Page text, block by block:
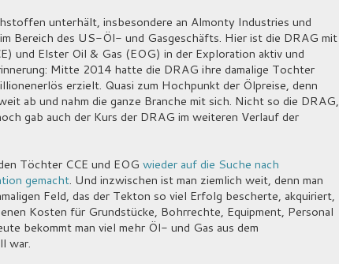
unterhält, insbesondere an Almonty Industries und
Bereich des US-Öl- und Gasgeschäfts. Hier ist die DRAG mit
und Elster Oil & Gas (EOG) in der Exploration aktiv und
Mitte 2014 hatte die DRAG ihre damalige Tochter
erzielt. Quasi zum Hochpunkt der Ölpreise, denn
ab und nahm die ganze Branche mit sich. Nicht so die DRAG,
gab auch der Kurs der DRAG im weiteren Verlauf der
Töchter CCE und EOG wieder auf die Suche nach
gemacht. Und inzwischen ist man ziemlich weit, denn man
Feld, das der Tekton so viel Erfolg bescherte, akquiriert,
Kosten für Grundstücke, Bohrrechte, Equipment, Personal
bekommt man viel mehr Öl- und Gas aus dem
war.